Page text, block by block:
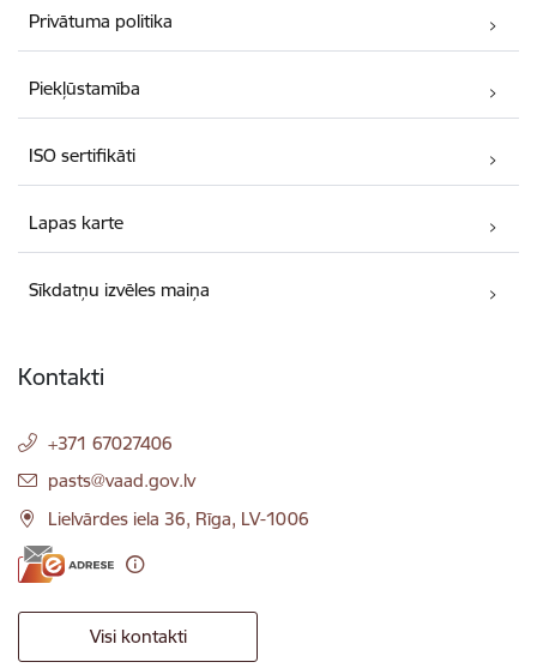
Privātuma politika
Piekļūstamība
ISO sertifikāti
Lapas karte
Sīkdatņu izvēles maiņa
Kontakti
+371 67027406
E-pasts:
pasts@vaad.gov.lv
Lielvārdes iela 36, Rīga, LV-1006
Visi kontakti